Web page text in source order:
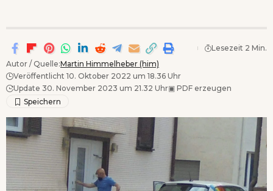
Autor / Quelle:Martin Himmelheber (him)
Veröffentlicht 10. Oktober 2022 um 18.36 Uhr
Update 30. November 2023 um 21.32 Uhr▣ PDF erzeugen
Lesezeit 2 Min.